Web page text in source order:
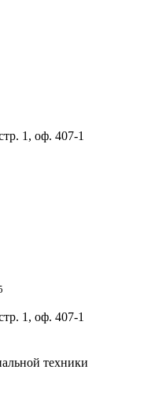
1, оф. 407-1
1, оф. 407-1
техники